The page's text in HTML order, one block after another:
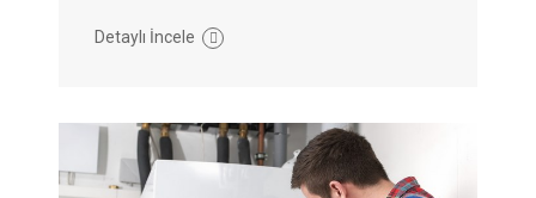
Detaylı İncele